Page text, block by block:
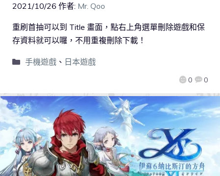
2021/10/26 作者: Mr. Qoo
0 0
重刷首抽可以到 Title 畫面，點右上角選單刪除遊戲和保
存資料就可以囉，不用重複刪除下載！
手機遊戲、 日本遊戲